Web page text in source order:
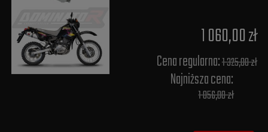
1 060,00 zł
Cena regularna:1 325,00 zł
Najniższa cena:
1 056,00 zł